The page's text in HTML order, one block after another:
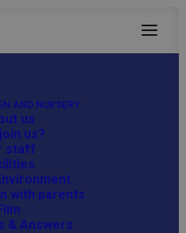
AND NURSERY
us
us?
staff
with parents
& Answers